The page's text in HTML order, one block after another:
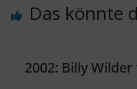
Das könnte
2002: Billy Wilder